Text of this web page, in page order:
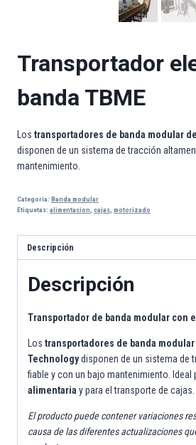
Transportador
banda TBME
Los transportadores de banda modular
disponen de un sistema de tracción
mantenimiento.
Categoría: Banda modular
Etiquetas: alimentacion, cajas, motorizado
Descripción
Descripción
Transportador de banda modular con
Los transportadores de banda modular
Technologydisponen de un sistema de
fiable y con un bajo mantenimiento. Ideal
alimentaria y para el transporte de cajas.
El producto puede contener variaciones
causa de las diferentes actualizaciones